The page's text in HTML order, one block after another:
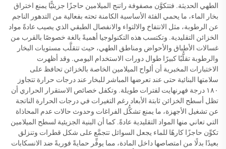
الطهي الحديثة. فتتكوَّن مصفوفة راتنج الميلامين حاجزًا جزيئيًّا يمنع اختراق
بخار الماء، ما يحمي الفئة الأساسية الكامنة تحته بفعالية من التدهور الناجم
عن الرطوبة، مثل الانتفاخ والالتواء والانفصال الطبقي الذي يصيب عادةً مواد
الخزائن التقليدية. وتكتسب هذه التكنولوجيا أهميةً بالغة خصوصًا بالقرب من
غسالات الأطباق والأحواض ومناطق الطهي، حيث تتقلَّب مستويات البخار
والرطوبة تقلُّبًا كبيرًا طوال دورات الاستخدام اليومي. وقد أظهرت
الاختبارات المخبرية أن ألواح الميلامين الخاصة بالخزائن تحافظ على
سلامتها البنائية حتى عند تعرضها المباشر للبخار عند درجات حرارة تتجاوز
١٨٠ درجة فهرنهايت لفترات طويلة. وتكفل خصائص الاستقرار الحراري أن
تظل أسطح الخزائن ثابتة الأبعاد رغم التغيرات في درجات الحرارة الناتجة
عن تشغيل الأجهزة، ما يمنع تشكُّل الفراغات وحدوث حالات عدم المحاذاة
التي تعاني منها المواد التقليدية عادةً. كما أن البنية الجزيئية لسطح الميلامين
تكوِّن حاجزًا كارهًا للماء يجعل السوائل تتجمَّع على شكل قطرات وتنزلق
بعيدًا بدلًا من امتصاصها داخل المادة، مما يوفِّر حمايةً فوريةً ضد الانسكابات